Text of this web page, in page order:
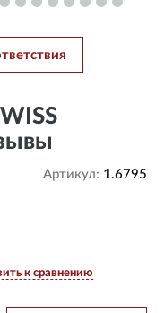
Артикул: 1.6795
к сравнению